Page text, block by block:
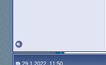
29.1.2022, 11:50